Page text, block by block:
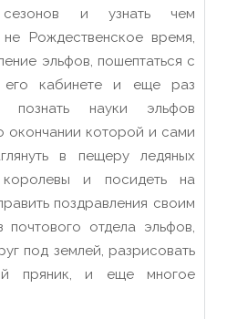
и узнать чем
Рождественское время,
эльфов, пошептаться с
кабинете и еще раз
познать науки эльфов
окончании которой и сами
в пещеру ледяных
королевы и посидеть на
поздравления своим
отдела эльфов,
под землей, разрисовать
пряник, и еще многое